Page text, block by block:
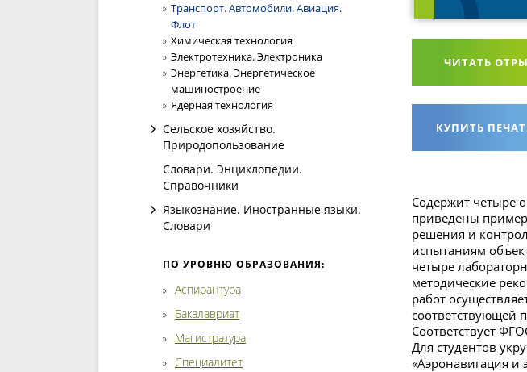
Транспорт. Автомобили. Авиация.
Флот
Химическая технология
Электротехника. Электроника
Энергетика. Энергетическое
машиностроение
Ядерная технология
Сельское хозяйство.
Природопользование
Словари. Энциклопедии.
Справочники
Языкознание. Иностранные языки.
Словари
ПО УРОВНЮ ОБРАЗОВАНИЯ:
Аспирантура
Бакалавриат
Магистратура
Специалитет
ЧИТАТЬ
КУПИТЬ
Содержит четыре
приведены
решения и
испытаниям
четыре
методические
работ
соответствующей
Соответствует
Для студентов
«Аэронавигация и